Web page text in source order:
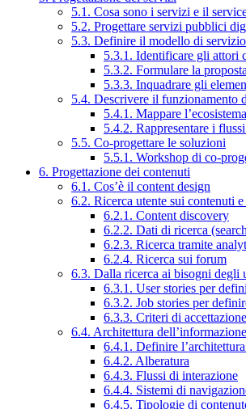
5.1. Cosa sono i servizi e il
5.2. Progettare servizi pubblici
5.3. Definire il modello di servizio
5.3.1. Identificare gli attori
5.3.2. Formulare la
5.3.3. Inquadrare gli
5.4. Descrivere il funzionamento
5.4.1. Mappare l’ecosistema
5.4.2. Rappresentare i
5.5. Co-progettare le soluzioni
5.5.1. Workshop di co-
6. Progettazione dei contenuti
6.1. Cos’è il content design
6.2. Ricerca utente sui contenuti
6.2.1. Content discovery
6.2.2. Dati di ricerca
6.2.3. Ricerca tramite
6.2.4. Ricerca sui forum
6.3. Dalla ricerca ai bisogni degli
6.3.1. User stories per
6.3.2. Job stories per
6.3.3. Criteri di accettazione
6.4. Architettura dell’informazione
6.4.1. Definire
6.4.2. Alberatura
6.4.3. Flussi di interazione
6.4.4. Sistemi di
6.4.5. Tipologie di